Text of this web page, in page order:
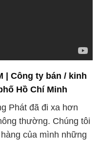
| Công ty bán / kinh
Hồ Chí Minh
Phát đã đi xa hơn
thường. Chúng tôi
của mình những